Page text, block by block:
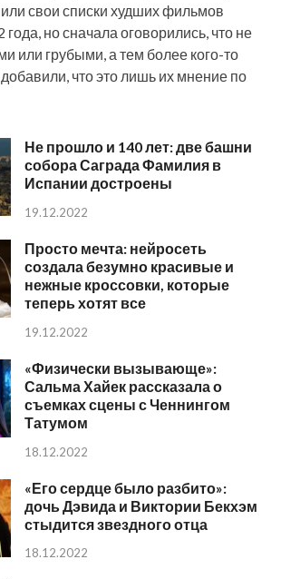
свои списки худших фильмов
но сначала оговорились, что не
или грубыми, а тем более кого-то
что это лишь их мнение по
Не прошло и 140 лет: две башни
собора Саграда Фамилия в
Испании достроены
19.12.2022
Просто мечта: нейросеть
создала безумно красивые и
нежные кроссовки, которые
теперь хотят все
19.12.2022
«Физически вызывающе»:
Сальма Хайек рассказала о
съемках сцены с Ченнингом
Татумом
18.12.2022
«Его сердце было разбито»:
дочь Дэвида и Виктории Бекхэм
стыдится звездного отца
18.12.2022